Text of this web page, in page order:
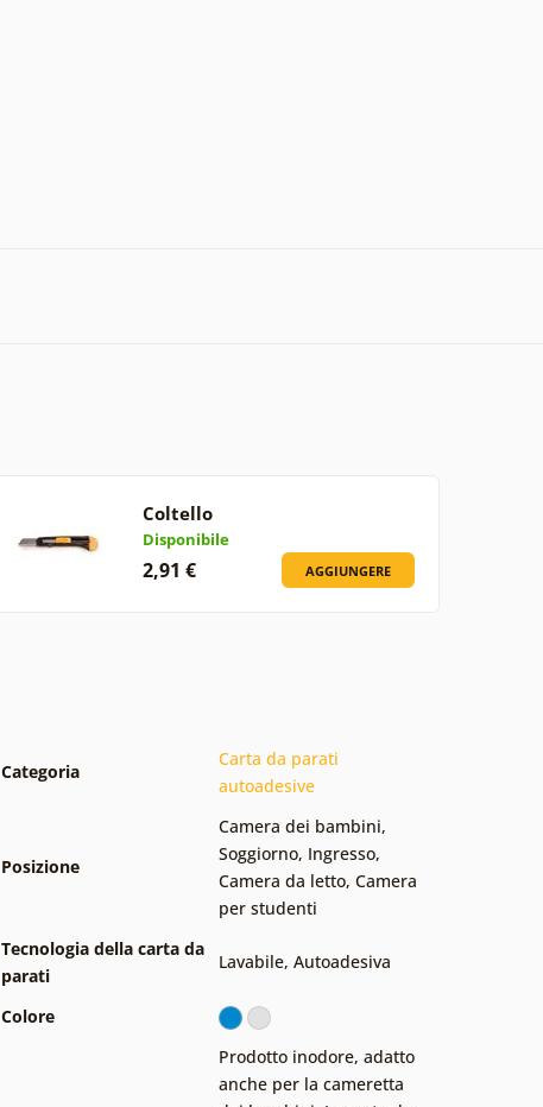
Coltello
Disponibile
2,91 € AGGIUNGERE
Categoria
Carta da parati
autoadesive
Posizione
Camera dei bambini,
Soggiorno, Ingresso,
Camera da letto, Camera
per studenti
Tecnologia della carta da
parati
Lavabile, Autoadesiva
Colore
Prodotto inodore, adatto
anche per la cameretta